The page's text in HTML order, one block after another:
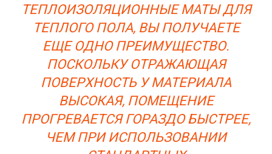
ТЕПЛОИЗОЛЯЦИОННЫЕ МАТЫ ДЛЯ
ТЕПЛОГО ПОЛА, ВЫ ПОЛУЧАЕТЕ
ЕЩЕ ОДНО ПРЕИМУЩЕСТВО.
ПОСКОЛЬКУ ОТРАЖАЮЩАЯ
ПОВЕРХНОСТЬ У МАТЕРИАЛА
ВЫСОКАЯ, ПОМЕЩЕНИЕ
ПРОГРЕВАЕТСЯ ГОРАЗДО БЫСТРЕЕ,
ЧЕМ ПРИ ИСПОЛЬЗОВАНИИ